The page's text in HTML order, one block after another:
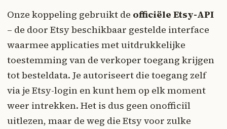
Onze koppeling gebruikt de officiële Etsy-API
– de door Etsy beschikbaar gestelde interface
waarmee applicaties met uitdrukkelijke
toestemming van de verkoper toegang krijgen
tot besteldata. Je autoriseert die toegang zelf
via je Etsy-login en kunt hem op elk moment
weer intrekken. Het is dus geen onofficiîl
uitlezen, maar de weg die Etsy voor zulke